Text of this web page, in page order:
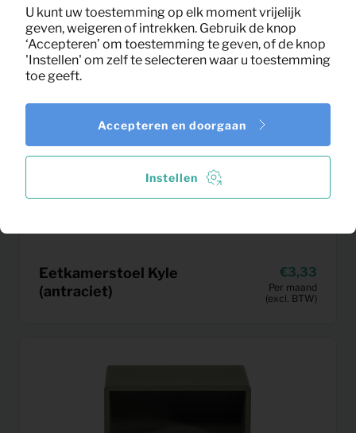
Eetkamerstoel Kyle
(antraciet)
3,33
Per maand
(excl. BTW)
U kunt uw toestemming op elk moment vrijelijk
geven, weigeren of intrekken. Gebruik de knop
‘Accepteren’ om toestemming te geven, of de knop
'Instellen' om zelf te selecteren waar u toestemming
toe geeft.
Instellen
Accepteren en doorgaan